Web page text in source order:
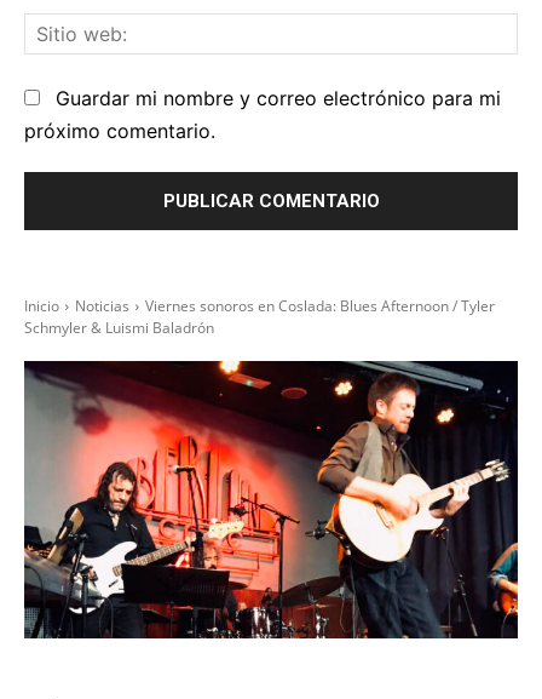
Guardar mi nombre y correo electrónico para mi
próximo comentario.